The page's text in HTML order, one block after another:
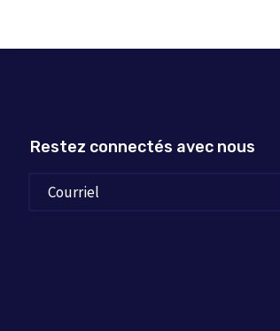
Restez connectés avec nous